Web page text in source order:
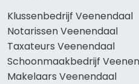
Klussenbedrijf Veenendaal
Notarissen Veenendaal
Taxateurs Veenendaal
Schoonmaakbedrijf
Makelaars Veenendaal